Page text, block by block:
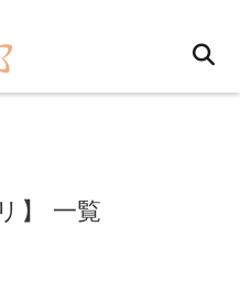
】 一覧